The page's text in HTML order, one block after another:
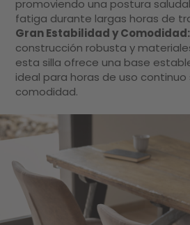
promoviendo una postura
fatiga durante largas horas de
Gran Estabilidad y Comodidad:
construcción robusta y
esta silla ofrece una base
ideal para horas de uso continuo
comodidad.